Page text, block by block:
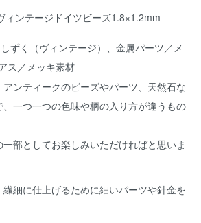
ィンテージドイツビーズ1.8×1.2mm
ずく（ヴィンテージ）、金属パーツ／メ
ス／メッキ素材
ンティークのビーズやパーツ、天然石な
一つ一つの色味や柄の入り方が違うもの
部としてお楽しみいただければと思いま
細に仕上げるために細いパーツや針金を